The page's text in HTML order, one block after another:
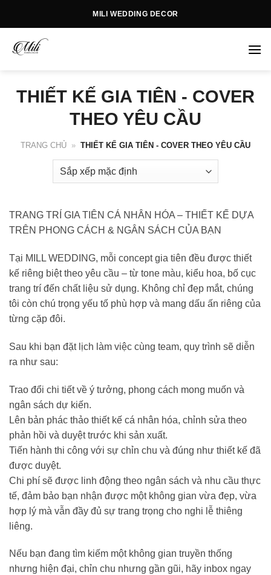
MILI WEDDING DECOR
THIẾT KẾ GIA TIÊN - COVER
THEO YÊU CẦU
TRANG CHỦ » THIẾT KẾ GIA TIÊN - COVER THEO YÊU CẦU
TRANG TRÍ GIA TIÊN CÁ NHÂN HÓA – THIẾT KẾ DỰA
TRÊN PHONG CÁCH & NGÂN SÁCH CỦA BẠN
Tại MILL WEDDING, mỗi concept gia tiên đều được thiết
kế riêng biệt theo yêu cầu – từ tone màu, kiểu hoa, bố cục
trang trí đến chất liệu sử dụng. Không chỉ đẹp mắt, chúng
tôi còn chú trọng yếu tố phù hợp và mang dấu ấn riêng của
từng cặp đôi.
Sau khi bạn đặt lịch làm việc cùng team, quy trình sẽ diễn
ra như sau:
Trao đổi chi tiết về ý tưởng, phong cách mong muốn và
ngân sách dự kiến.
Lên bản phác thảo thiết kế cá nhân hóa, chỉnh sửa theo
phản hồi và duyệt trước khi sản xuất.
Tiến hành thi công với sự chỉn chu và đúng như thiết kế đã
được duyệt.
Chi phí sẽ được linh động theo ngân sách và nhu cầu thực
tế, đảm bảo bạn nhận được một không gian vừa đẹp, vừa
hợp lý mà vẫn đầy đủ sự trang trọng cho nghi lễ thiêng
liêng.
Nếu bạn đang tìm kiếm một không gian truyền thống
nhưng hiện đại, chỉn chu nhưng gần gũi, hãy inbox ngay